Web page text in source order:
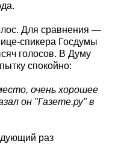
Для сравнения —
спикера Госдумы
голосов. В Думу
спокойно:
очень хорошее
он "Газете.ру" в
раз